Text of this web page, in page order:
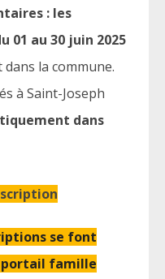
: les
01 au 30 juin 2025
la commune.
à Saint-Joseph
dans
se font
portail famille